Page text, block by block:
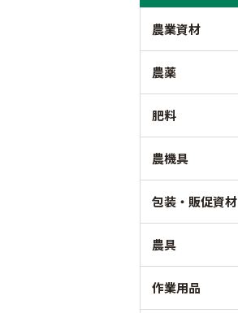
農業資材
農薬
肥料
農機具
包装・販促資材
農具
作業用品